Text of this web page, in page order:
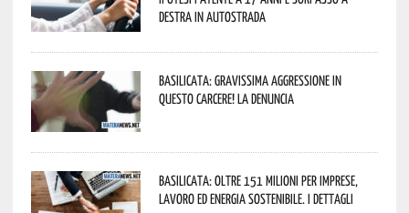
destra in autostrada
Basilicata: gravissima aggressione in
questo Carcere! La denuncia
Basilicata: oltre 151 milioni per imprese,
lavoro ed energia sostenibile. I dettagli